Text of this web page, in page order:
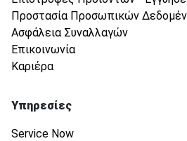
Προστασία Προσωπικών
Ασφάλεια Συναλλαγών
Επικοινωνία
Καριέρα
Υπηρεσίες
Service Now